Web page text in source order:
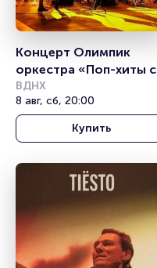
Концерт Олимпик
оркестра «Поп-хиты с
симфоническим
оркестром»
ВДНХ
8 авг, сб, 20:00
Купить